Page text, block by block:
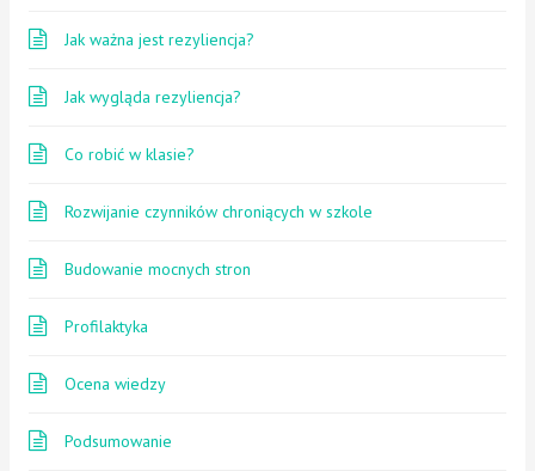
Jak ważna jest rezyliencja?
Jak wygląda rezyliencja?
Co robić w klasie?
Rozwijanie czynników chroniących w szkole
Budowanie mocnych stron
Profilaktyka
Ocena wiedzy
Podsumowanie